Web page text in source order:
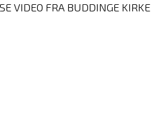
SE VIDEO FRA BUDDINGE KIRKE